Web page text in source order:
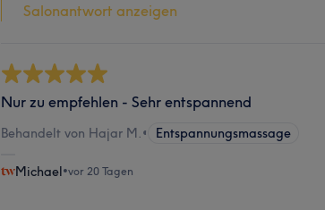
Salonantwort anzeigen
Nur zu empfehlen - Sehr entspannend
Behandelt von Hajar M. • Entspannungsmassage
Michael•vor 20 Tagen